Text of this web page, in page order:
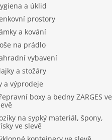
a úklid
prostory
a kování
na prádlo
vybavení
a stožáry
a výprodeje
boxy a bedny ZARGES ve
na sypký materiál, špony,
ve slevě